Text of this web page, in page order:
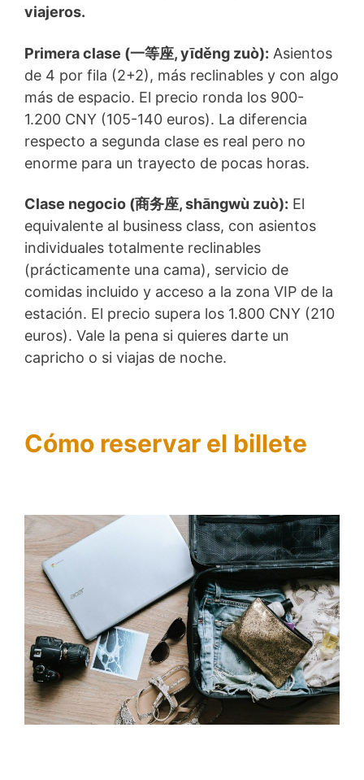
viajeros.
Primera clase (一等座, yīděng zuò): Asientos
de 4 por fila (2+2), más reclinables y con algo
más de espacio. El precio ronda los 900-
1.200 CNY (105-140 euros). La diferencia
respecto a segunda clase es real pero no
enorme para un trayecto de pocas horas.
Clase negocio (商务座, shāngwù zuò): El
equivalente al business class, con asientos
individuales totalmente reclinables
(prácticamente una cama), servicio de
comidas incluido y acceso a la zona VIP de la
estación. El precio supera los 1.800 CNY (210
euros). Vale la pena si quieres darte un
capricho o si viajas de noche.
Cómo reservar el billete